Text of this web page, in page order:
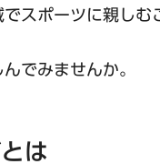
スポーツに親し
でみませんか。
は